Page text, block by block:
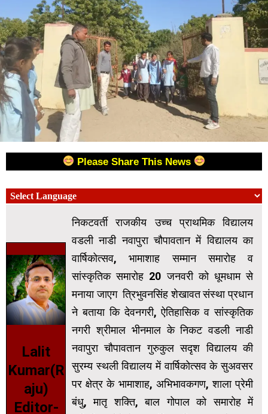
Please Share This News
Lalit
Kumar(R
aju)
Editor-
निकटवर्ती राजकीय उच्च प्राथमिक विद्यालय
वडली नाडी नवापुरा चौपावतान में विद्यालय का
वार्षिकोत्सव, भामाशाह सम्मान समारोह व
सांस्कृतिक समारोह 20 जनवरी को धूमधाम से
मनाया जाएग त्रिभुवनसिंह शेखावत संस्था प्रधान
ने बताया कि देवनगरी, ऐतिहासिक व सांस्कृतिक
नगरी श्रीमाल भीनमाल के निकट वडली नाडी
नवापुरा चौपावतान गुरुकुल सदृश विद्यालय की
सुरम्य स्थली विद्यालय में वार्षिकोत्सव के सुअवसर
पर क्षेत्र के भामाशाह, अभिभावकगण, शाला प्रेमी
बंधु, मातृ शक्ति, बाल गोपाल को समारोह में